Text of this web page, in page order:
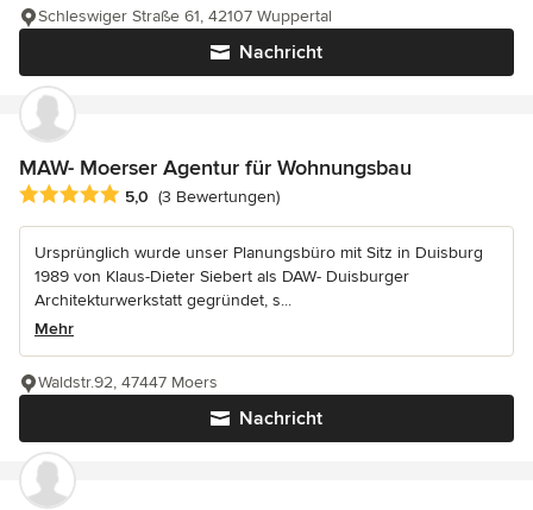
Nachricht
Schleswiger Straße 61, 42107 Wuppertal
MAW- Moerser Agentur für Wohnungsbau
Durchschnittliche Bewertung: 5 von 5 Sternen
5,0 (3 Bewertungen)
Ursprünglich wurde unser Planungsbüro mit Sitz in Duisburg
1989 von Klaus-Dieter Siebert als DAW- Duisburger
Architekturwerkstatt gegründet, s...
Mehr
Nachricht
Waldstr.92, 47447 Moers